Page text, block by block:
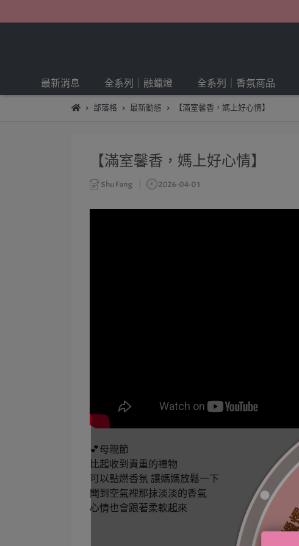
最新消息 全系列｜融蠟燈 全系列｜香氛商品
部落格 最新動態 【滿室馨香，媽上好心情】
【滿室馨香，媽上好心情】
Shu Fang 2026-04-01
💕母親節
比起收到貴重的禮物
可以點燃香氛 讓媽媽放鬆一下
聞到空氣裡那抹淡淡的香氣
心情也會跟著柔軟起來